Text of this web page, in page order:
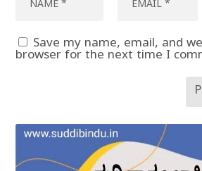
Save my name, email, and
browser for the next time I